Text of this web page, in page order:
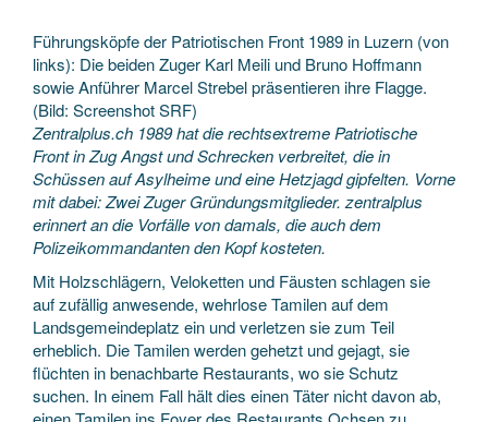
Führungsköpfe der Patriotischen Front 1989 in Luzern (von
links): Die beiden Zuger Karl Meili und Bruno Hoffmann
sowie Anführer Marcel Strebel präsentieren ihre Flagge.
(Bild: Screenshot SRF)
Zentralplus.ch 1989 hat die rechtsextreme Patriotische
Front in Zug Angst und Schrecken verbreitet, die in
Schüssen auf Asylheime und eine Hetzjagd gipfelten. Vorne
mit dabei: Zwei Zuger Gründungsmitglieder. zentralplus
erinnert an die Vorfälle von damals, die auch dem
Polizeikommandanten den Kopf kosteten.
Mit Holzschlägern, Veloketten und Fäusten schlagen sie
auf zufällig anwesende, wehrlose Tamilen auf dem
Landsgemeindeplatz ein und verletzen sie zum Teil
erheblich. Die Tamilen werden gehetzt und gejagt, sie
flüchten in benachbarte Restaurants, wo sie Schutz
suchen. In einem Fall hält dies einen Täter nicht davon ab,